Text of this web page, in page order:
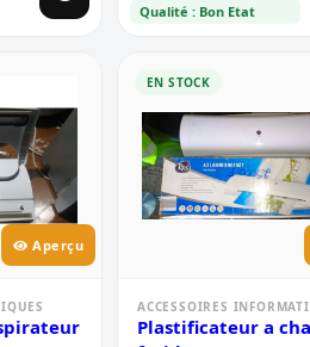
Qualité : Bon Etat
Aperçu
EN STOCK
ACCESSOIRES
Plastificateur a